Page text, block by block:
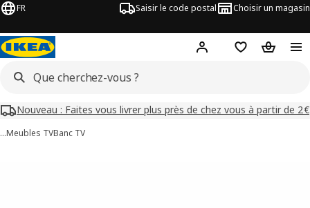
FR Saisir le code postal Choisir un magasin
Mon compteFavorisPanier
Nouveau : Faites vous livrer plus près de chez vous à partir de 2€
…Meubles TVBanc TV